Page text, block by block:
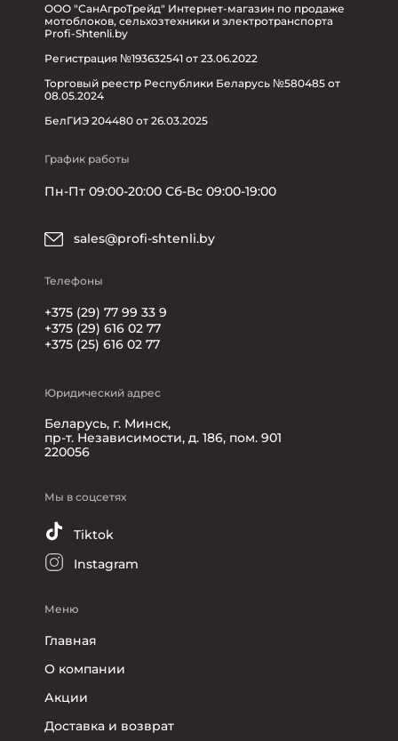
ООО "СанАгроТрейд" Интернет-магазин по продаже
мотоблоков, сельхозтехники и электротранспорта
Profi-Shtenli.by
Регистрация №193632541 от 23.06.2022
Торговый реестр Республики Беларусь №580485 от
08.05.2024
БелГИЭ 204480 от 26.03.2025
График работы
Пн-Пт 09:00-20:00 Сб-Вс 09:00-19:00
sales@profi-shtenli.by
Телефоны
+375 (29) 77 99 33 9
+375 (29) 616 02 77
+375 (25) 616 02 77
Юридический адрес
Беларусь, г. Минск,
пр-т. Независимости, д. 186, пом. 901
220056
Мы в соцсетях
Tiktok
Instagram
Меню
Главная
О компании
Акции
Доставка и возврат